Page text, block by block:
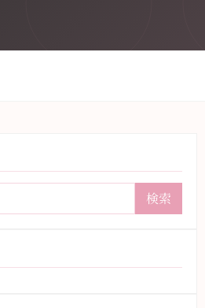
検索